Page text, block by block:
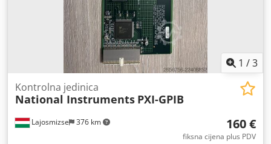
1 /3
Lajosmizse 376 km
Kontrolna jedinica
National Instruments PXI-GPIB
160 €
fiksna cijena plus PDV